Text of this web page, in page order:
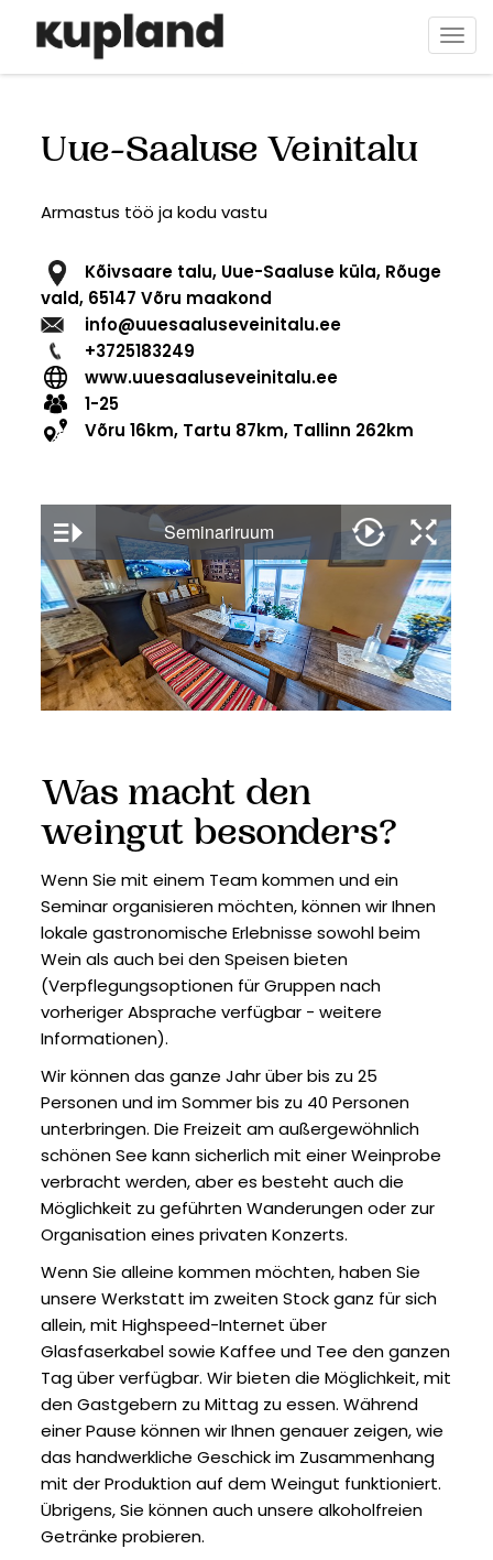
Uue-Saaluse Veinitalu
Armastus töö ja kodu vastu
Kõivsaare talu, Uue-Saaluse küla, Rõuge
vald, 65147 Võru maakond
info@uuesaaluseveinitalu.ee
+3725183249
www.uuesaaluseveinitalu.ee
1-25
Võru 16km, Tartu 87km, Tallinn 262km
Was macht den
weingut besonders?
Wenn Sie mit einem Team kommen und ein
Seminar organisieren möchten, können wir Ihnen
lokale gastronomische Erlebnisse sowohl beim
Wein als auch bei den Speisen bieten
(Verpflegungsoptionen für Gruppen nach
vorheriger Absprache verfügbar - weitere
Informationen).
Wir können das ganze Jahr über bis zu 25
Personen und im Sommer bis zu 40 Personen
unterbringen. Die Freizeit am außergewöhnlich
schönen See kann sicherlich mit einer Weinprobe
verbracht werden, aber es besteht auch die
Möglichkeit zu geführten Wanderungen oder zur
Organisation eines privaten Konzerts.
Wenn Sie alleine kommen möchten, haben Sie
unsere Werkstatt im zweiten Stock ganz für sich
allein, mit Highspeed-Internet über
Glasfaserkabel sowie Kaffee und Tee den ganzen
Tag über verfügbar. Wir bieten die Möglichkeit, mit
den Gastgebern zu Mittag zu essen. Während
einer Pause können wir Ihnen genauer zeigen, wie
das handwerkliche Geschick im Zusammenhang
mit der Produktion auf dem Weingut funktioniert.
Übrigens, Sie können auch unsere alkoholfreien
Getränke probieren.